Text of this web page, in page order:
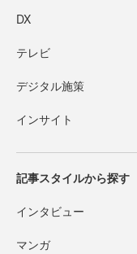
DX
テレビ
デジタル施策
インサイト
記事スタイルから探す
インタビュー
マンガ